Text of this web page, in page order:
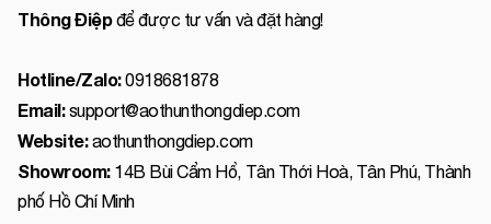
Thông Điệpđể được tư vấn và đặt hàng!
Hotline/Zalo:0918681878
Email:support@aothunthongdiep.com
Website:aothunthongdiep.com
Showroom: 14B Bùi Cẩm Hổ, Tân Thới Hoà, Tân Phú, Thành
phố Hồ Chí Minh